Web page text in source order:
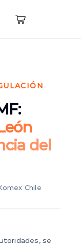
del
Chile
se